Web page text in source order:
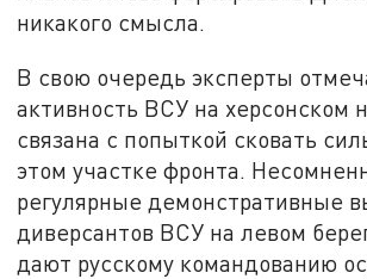
никакого смысла.
В свою очередь эксперты
активность ВСУ на херсонском
связана с попыткой сковать
этом участке фронта.
регулярные демонстративные
диверсантов ВСУ на левом
дают русскому командованию